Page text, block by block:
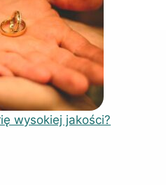
wysokiej jakości?